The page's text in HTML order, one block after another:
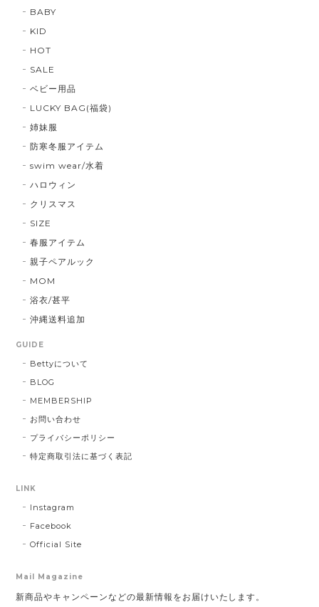
BABY
KID
HOT
SALE
ベビー用品
LUCKY BAG(福袋)
姉妹服
防寒冬服アイテム
swim wear/水着
ハロウィン
クリスマス
SIZE
春服アイテム
親子ペアルック
MOM
浴衣/甚平
沖縄送料追加
GUIDE
Bettyについて
BLOG
MEMBERSHIP
お問い合わせ
プライバシーポリシー
特定商取引法に基づく表記
LINK
Instagram
Facebook
Official Site
Mail Magazine
新商品やキャンペーンなどの最新情報をお届けいたします。